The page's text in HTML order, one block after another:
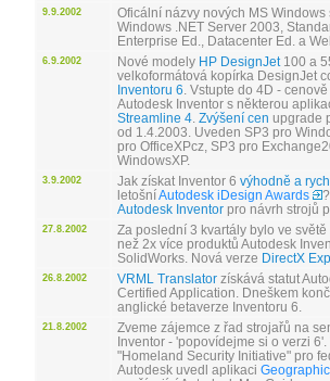
9.9.2002
Oficální názvy nových MS Windows
Windows .NET Server 2003,
Enterprise Ed., Datacenter Ed. a
6.9.2002 Nové modely HP DesignJet100 a
velkoformátová kopírka DesignJet
Inventoru 6 . Vstupte do 4D -
Autodesk Inventor s některou
Streamline 4 Zvýšení cen upgrade
od 1.4.2003. Uveden SP3 pro
pro OfficeXPcz, SP3 pro
WindowsXP.
3.9.2002 Jak získat Inventor 6 výhodně a
letošníAutodesk iDesign Awards
Autodesk Inventor pro návrh strojů
27.8.2002
Za poslední 3 kvartály bylo ve
než 2x více produktů Autodesk
SolidWorks. Nová verze DirectX
26.8.2002 VRML Translator získává statut
Certified Application. Dneškem
anglické betaverze Inventoru 6.
21.8.2002
Zveme zájemce z řad strojařů na
Inventor - 'popovídejme si o verzi 6'.
"Homeland Security Initiative" pro
Autodesk uvedl aplikaci